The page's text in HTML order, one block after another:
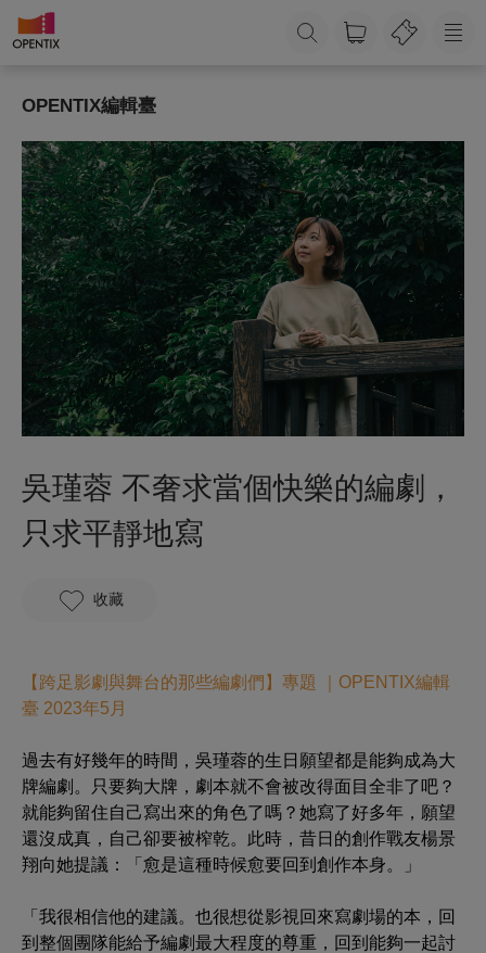
OPENTIX編輯臺
吳瑾蓉 不奢求當個快樂的編劇，
只求平靜地寫
收藏
【跨足影劇與舞台的那些編劇們】專題 ｜OPENTIX編輯
臺 2023年5月
過去有好幾年的時間，吳瑾蓉的生日願望都是能夠成為大
牌編劇。只要夠大牌，劇本就不會被改得面目全非了吧？
就能夠留住自己寫出來的角色了嗎？她寫了好多年，願望
還沒成真，自己卻要被榨乾。此時，昔日的創作戰友楊景
翔向她提議：「愈是這種時候愈要回到創作本身。」
「我很相信他的建議。也很想從影視回來寫劇場的本，回
到整個團隊能給予編劇最大程度的尊重，回到能夠一起討